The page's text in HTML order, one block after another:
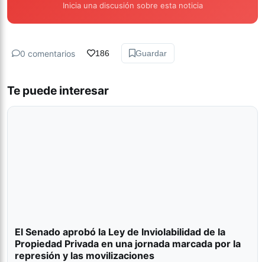
Inicia una discusión sobre esta noticia
0 comentarios 186 Guardar
Te puede interesar
El Senado aprobó la Ley de Inviolabilidad de la
Propiedad Privada en una jornada marcada por la
represión y las movilizaciones